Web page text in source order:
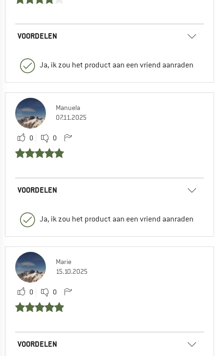
VOORDELEN
Ja, ik zou het product aan een vriend aanraden
Manuela
07.11.2025
0 0
VOORDELEN
Ja, ik zou het product aan een vriend aanraden
Marie
15.10.2025
0 0
VOORDELEN